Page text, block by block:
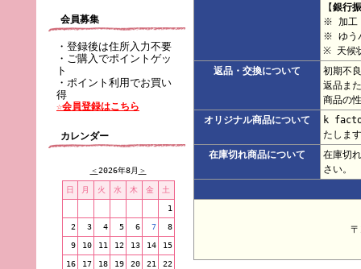
会員募集
・登録後は住所入力不要
・ご購入でポイントゲッ
ト
・ポイント利用でお買い
得
☆会員登録はこちら
カレンダー
＜2026年8月 ＞
日 月 火 水 木 金 土
1
2 3 4 5 6 7 8
9 10 11 12 13 14 15
16 17 18 19 20 21 22
【銀行
※ 加工
※ ゆう
※ 天候
返品・交換について
初期不
返品ま
商品の
オリジナル商品について
k
たしま
在庫切れ商品について
在庫切
さい。